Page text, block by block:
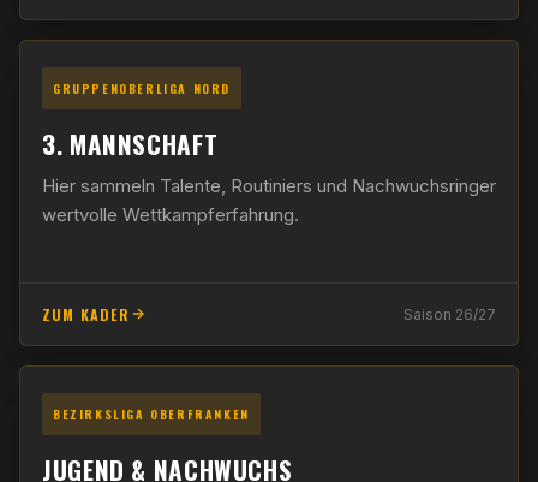
GRUPPENOBERLIGA NORD
3. MANNSCHAFT
Hier sammeln Talente, Routiniers und Nachwuchsringer
wertvolle Wettkampferfahrung.
ZUM KADER Saison 26/27
BEZIRKSLIGA OBERFRANKEN
JUGEND & NACHWUCHS